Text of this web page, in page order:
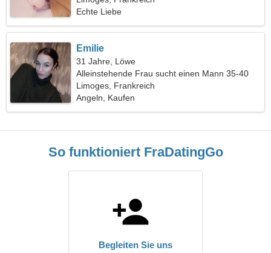
Echte Liebe
Emilie
31 Jahre, Löwe
Alleinstehende Frau sucht einen Mann 35-40
Limoges, Frankreich
Angeln, Kaufen
So funktioniert FraDatingGo
Begleiten Sie uns